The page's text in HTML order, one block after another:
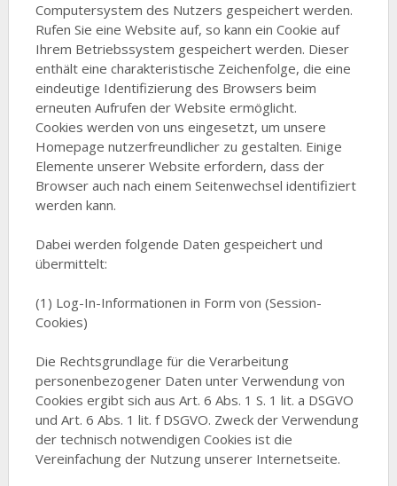
Computersystem des Nutzers gespeichert werden.
Rufen Sie eine Website auf, so kann ein Cookie auf
Ihrem Betriebssystem gespeichert werden. Dieser
enthält eine charakteristische Zeichenfolge, die eine
eindeutige Identifizierung des Browsers beim
erneuten Aufrufen der Website ermöglicht.
Cookies werden von uns eingesetzt, um unsere
Homepage nutzerfreundlicher zu gestalten. Einige
Elemente unserer Website erfordern, dass der
Browser auch nach einem Seitenwechsel identifiziert
werden kann.
Dabei werden folgende Daten gespeichert und
übermittelt:
(1) Log-In-Informationen in Form von (Session-
Cookies)
Die Rechtsgrundlage für die Verarbeitung
personenbezogener Daten unter Verwendung von
Cookies ergibt sich aus Art. 6 Abs. 1 S. 1 lit. a DSGVO
und Art. 6 Abs. 1 lit. f DSGVO. Zweck der Verwendung
der technisch notwendigen Cookies ist die
Vereinfachung der Nutzung unserer Internetseite.